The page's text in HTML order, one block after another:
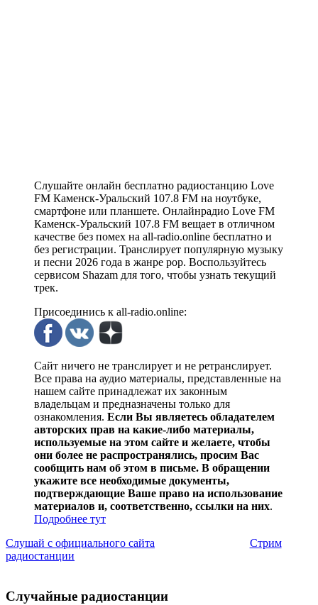
Слушайте онлайн бесплатно радиостанцию Love
FM Каменск-Уральский 107.8 FM на ноутбуке,
смартфоне или планшете. Онлайнрадио Love FM
Каменск-Уральский 107.8 FM вещает в отличном
качестве без помех на all-radio.online бесплатно и
без регистрации. Транслирует популярную музыку
и песни 2026 года в жанре pop. Воспользуйтесь
сервисом Shazam для того, чтобы узнать текущий
трек.
Присоединись к all-radio.online:
Сайт ничего не транслирует и не ретранслирует.
Все права на аудио материалы, представленные на
нашем сайте принадлежат их законным
владельцам и предназначены только для
ознакомления. Если Вы являетесь обладателем
авторских прав на какие-либо материалы,
используемые на этом сайте и желаете, чтобы
они более не распространялись, просим Вас
сообщить нам об этом в письме. В обращении
укажите все необходимые документы,
подтверждающие Ваше право на использование
материалов и, соответственно, ссылки на них.
Подробнее тут
Слушай с официального сайта
Стрим
радиостанции
Случайные радиостанции